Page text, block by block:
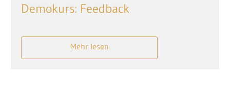
Demokurs: Feedback
Mehr lesen